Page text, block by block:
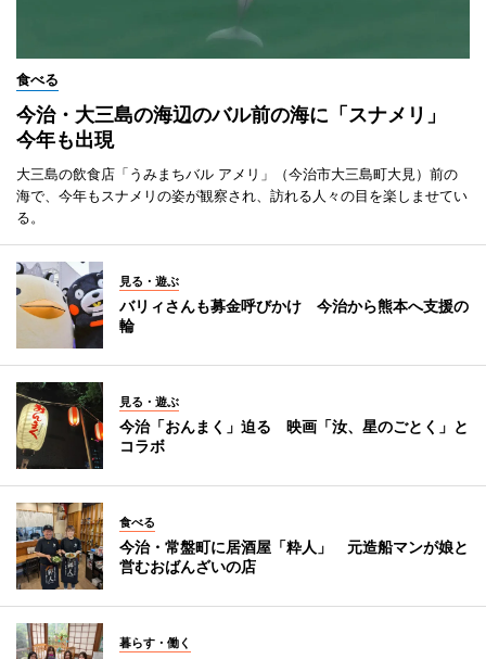
食べる
今治・大三島の海辺のバル前の海に「スナメリ」
今年も出現
大三島の飲食店「うみまちバル アメリ」（今治市大三島町大見）前の
海で、今年もスナメリの姿が観察され、訪れる人々の目を楽しませてい
る。
見る・遊ぶ
バリィさんも募金呼びかけ 今治から熊本へ支援の
輪
見る・遊ぶ
今治「おんまく」迫る 映画「汝、星のごとく」と
コラボ
食べる
今治・常盤町に居酒屋「粋人」 元造船マンが娘と
営むおばんざいの店
暮らす・働く